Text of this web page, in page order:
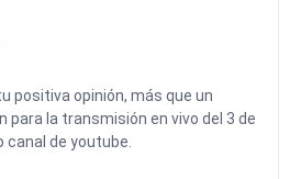
positiva opinión, más que un
para la transmisión en vivo del 3 de
de youtube.